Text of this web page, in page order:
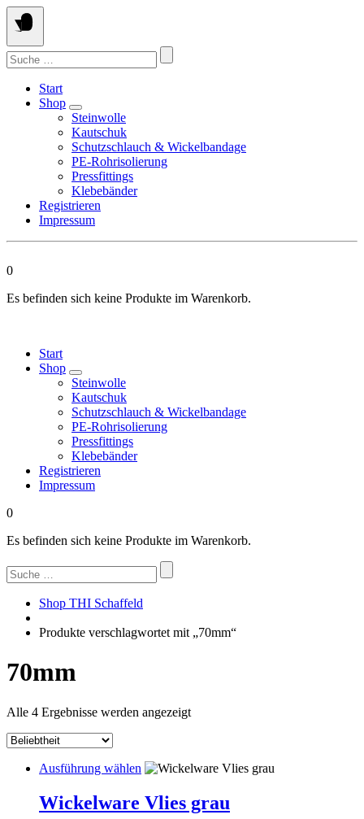
Springen
Sie
zum
Inhalt
Suchen
nach:
Start
Shop
Steinwolle
Kautschuk
Schutzschlauch & Wickelbandage
PE-Rohrisolierung
Pressfittings
Klebebänder
Registrieren
Impressum
0
Es befinden sich keine Produkte im Warenkorb.
Start
Shop
Steinwolle
Kautschuk
Schutzschlauch & Wickelbandage
PE-Rohrisolierung
Pressfittings
Klebebänder
Registrieren
Impressum
0
Es befinden sich keine Produkte im Warenkorb.
Suchen
nach:
Shop THI Schaffeld
Produkte verschlagwortet mit „70mm“
70mm
Alle 4 Ergebnisse werden angezeigtNach
Ausführung wählen Dieses
weist
mehrere
Wickelware Vlies grau